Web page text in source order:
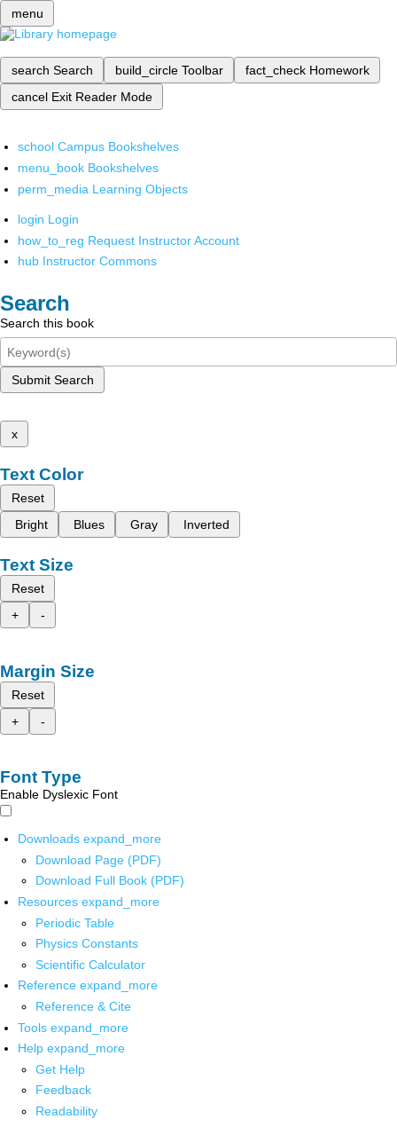
menu
search Search build_circle Toolbar fact_check Homework
cancel Exit Reader Mode
school Campus Bookshelves
menu_book Bookshelves
perm_media Learning Objects
login Login
how_to_reg Request Instructor Account
hub Instructor Commons
Search
Search this book
Submit Search
x
Text Color
Reset
Bright
Blues Gray Inverted
Text Size
Reset
+
-
Margin Size
Reset
+
-
Font Type
Enable Dyslexic Font
Downloads expand_more
Download Page (PDF)
Download Full Book (PDF)
Resources expand_more
Periodic Table
Physics Constants
Scientific Calculator
Reference expand_more
Reference & Cite
Tools expand_more
Help expand_more
Get Help
Feedback
Readability